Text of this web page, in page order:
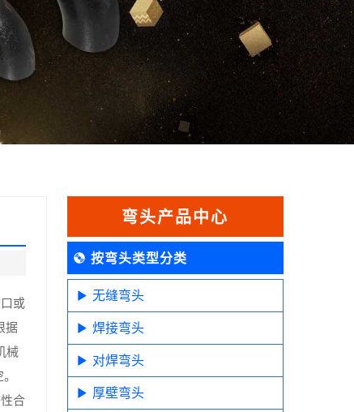
或
据
械
合
弯头产品中心
按弯头类型分类
无缝弯头
焊接弯头
对焊弯头
厚壁弯头